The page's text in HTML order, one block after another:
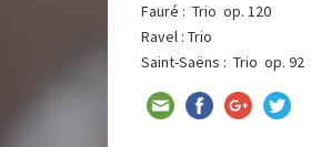
Fauré : Trio op. 120
Ravel : Trio
Saint-Saëns : Trio op. 92